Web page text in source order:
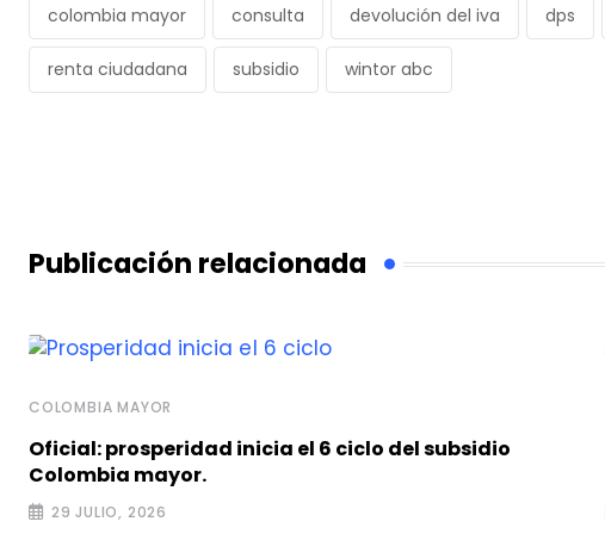
colombia mayor consulta devolución del iva dps
renta ciudadana subsidio wintor abc
Publicación relacionada
COLOMBIA MAYOR
Oficial: prosperidad inicia el 6 ciclo del subsidio
Colombia mayor.
29 JULIO, 2026